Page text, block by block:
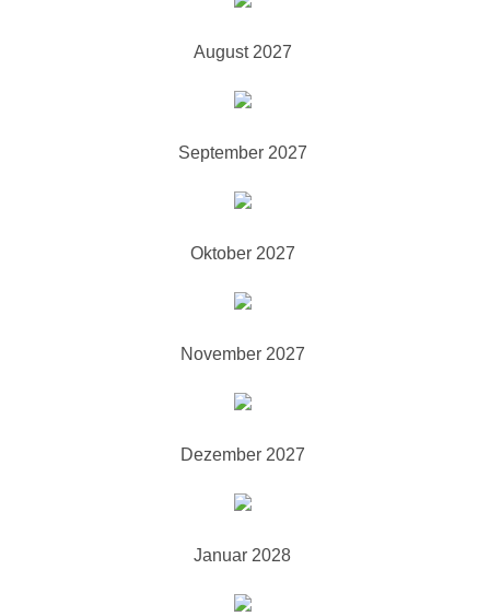
August 2027
September 2027
Oktober 2027
November 2027
Dezember 2027
Januar 2028